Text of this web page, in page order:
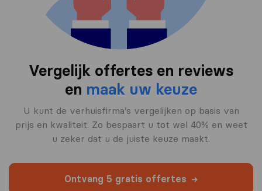
Vergelijk offertes en reviews
en maak uw keuze
U kunt de verhuisfirma’s vergelijken op basis van
prijs en kwaliteit. Zo bespaart u tot wel 40% en weet
u zeker dat u de juiste keuze maakt.
Ontvang 5 gratis offertes